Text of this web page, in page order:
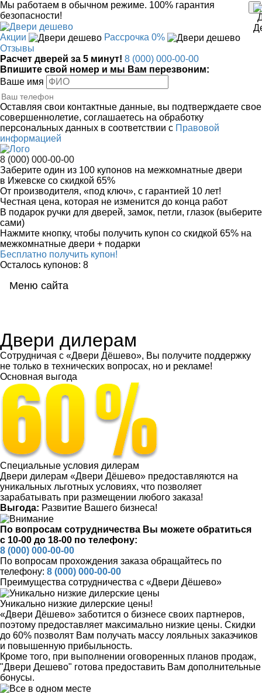
Мы работаем в обычном режиме. 100% гарантия
безопасности!
Акции
Рассрочка 0%
Отзывы
Расчет дверей за 5 минут! 8 (000) 000-00-00
Впишите свой номер и мы Вам перезвоним:
Ваше имя
Оставляя свои контактные данные, вы подтверждаете свое
совершеннолетие, соглашаетесь на обработку
персональных данных в соответствии с Правовой
информацией
8 (000) 000-00-00
Заберите один из 100 купонов на межкомнатные двери
в Ижевске со скидкой 65%
От производителя, «под ключ», с гарантией 10 лет!
Честная цена, которая не изменится до конца работ
В подарок ручки для дверей, замок, петли, глазок (выберите
сами)
Нажмите кнопку, чтобы получить купон со скидкой 65% на
межкомнатные двери + подарки
Бесплатно получить купон!
Осталось купонов: 8
Меню сайта
Двери дилерам
Сотрудничая с «Двери Дёшево», Вы получите поддержку
не только в технических вопросах, но и рекламе!
Основная выгода
Специальные условия дилерам
Двери дилерам «Двери Дёшево» предоставляются на
уникальных льготных условиях, что позволяет
зарабатывать при размещении любого заказа!
Выгода: Развитие Вашего бизнеса!
По вопросам сотрудничества Вы можете обратиться
с 10-00 до 18-00 по телефону:
8 (000) 000-00-00
По вопросам прохождения заказа обращайтесь по
телефону: 8 (000) 000-00-00
Преимущества сотрудничества с «Двери Дёшево»
Уникально низкие дилерские цены!
«Двери Дёшево» заботится о бизнесе своих партнеров,
поэтому предоставляет максимально низкие цены. Скидки
до 60% позволят Вам получать массу лояльных заказчиков
и повышенную прибыльность.
Кроме того, при выполнении оговоренных планов продаж,
"Двери Дешево" готова предоставить Вам дополнительные
бонусы.